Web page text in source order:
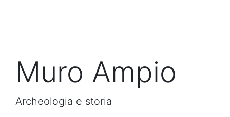
Muro Ampio
Archeologia e storia